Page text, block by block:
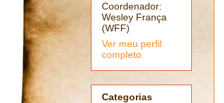
Coordenador:
Wesley França
(WFF)
Ver meu perfil
completo
Categorias